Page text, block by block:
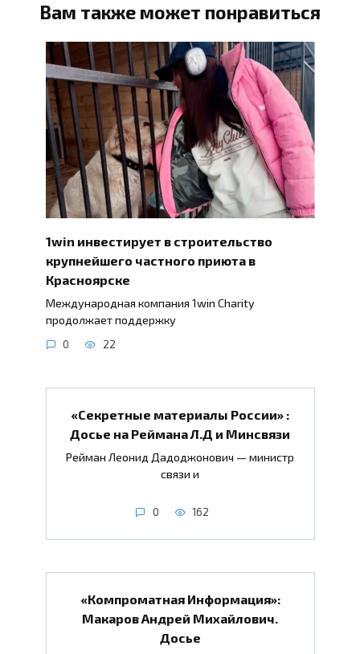
Вам также может понравиться
1win инвестирует в строительство
крупнейшего частного приюта в
Красноярске
Международная компания 1win Charity
продолжает поддержку
0 22
«Секретные материалы России» :
Досье на Реймана Л.Д и Минсвязи
Рейман Леонид Дадоджонович — министр
связи и
0 162
«Компроматная Информация»:
Макаров Андрей Михайлович.
Досье